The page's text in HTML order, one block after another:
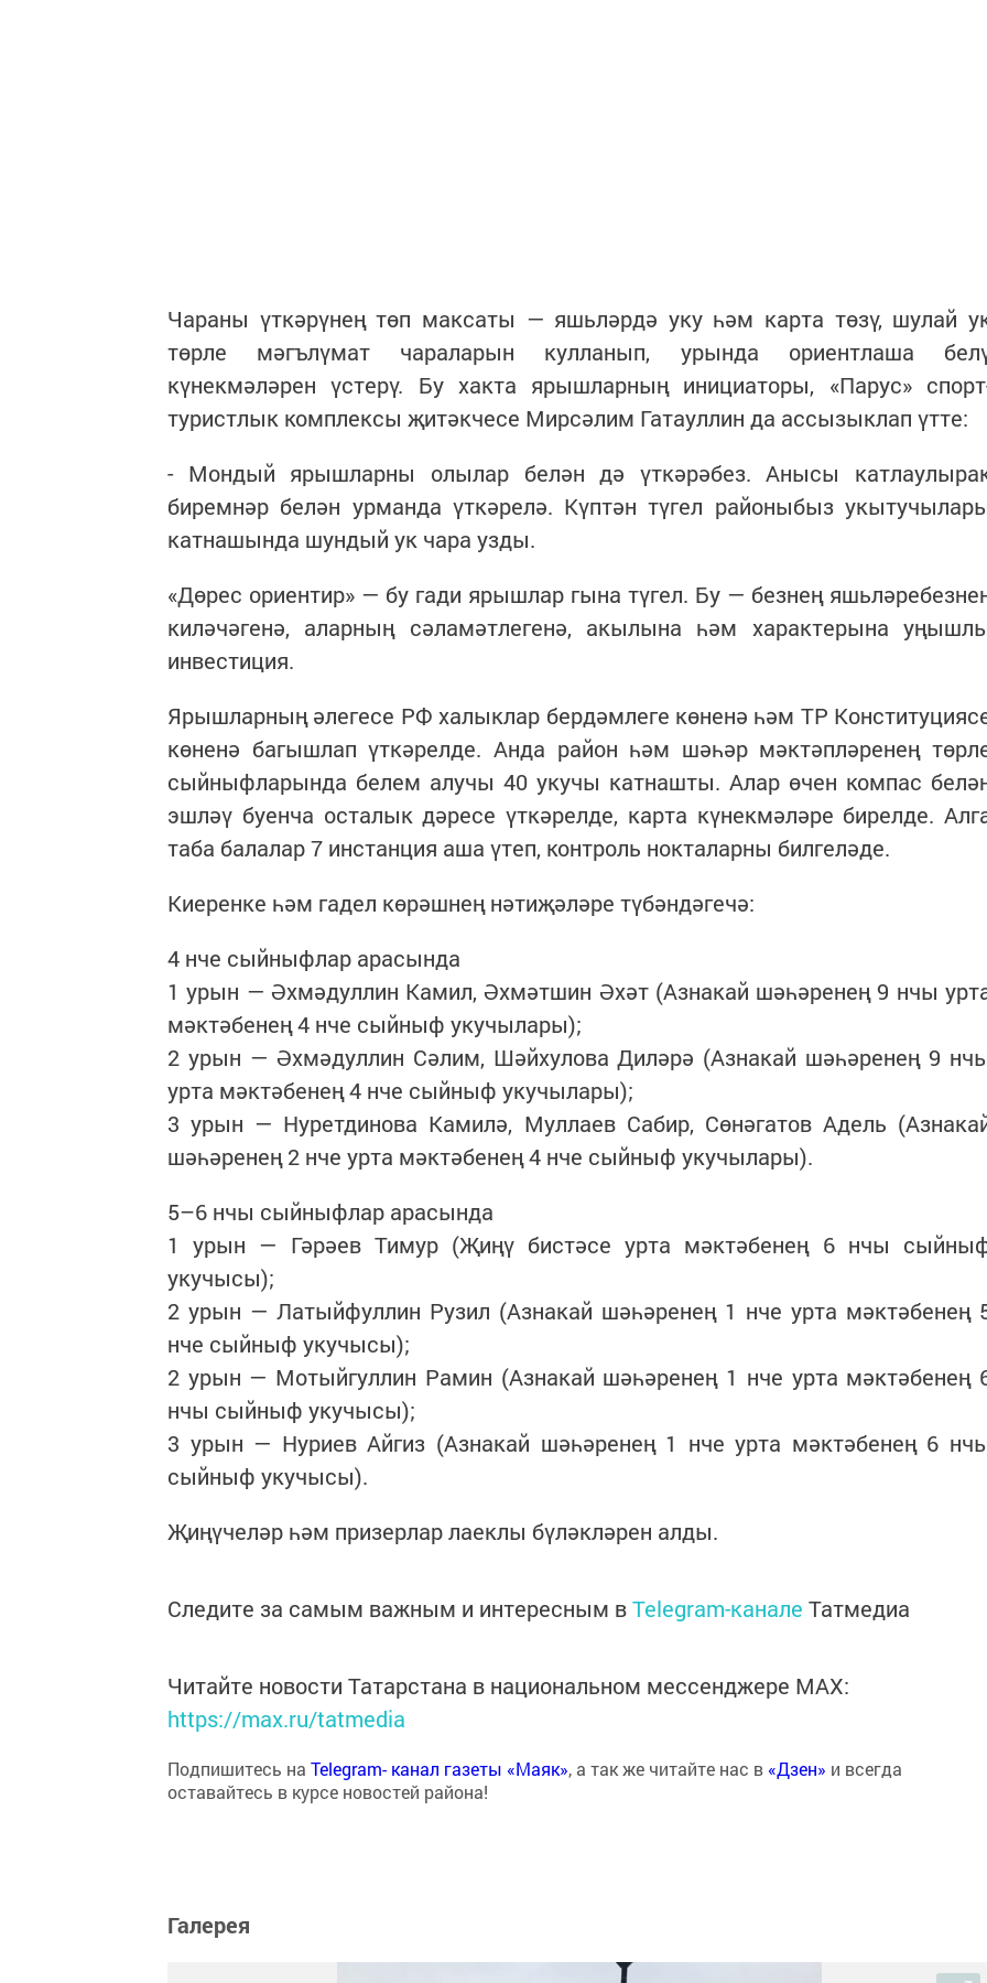
Чараны үткәрүнең төп максаты — яшьләрдә уку һәм карта төзү, шулай
төрле мәгълүмат чараларын кулланып, урында ориентлаша
күнекмәләрен үстерү. Бу хакта ярышларның инициаторы, «Парус»
туристлык комплексы җитәкчесе Мирсәлим Гатауллин да ассызыклап үтте:
- Мондый ярышларны олылар белән дә үткәрәбез. Анысы
биремнәр белән урманда үткәрелә. Күптән түгел районыбыз
катнашында шундый ук чара узды.
«Дөрес ориентир» — бу гади ярышлар гына түгел. Бу — безнең
киләчәгенә, аларның сәламәтлегенә, акылына һәм характерына
инвестиция.
Ярышларның әлегесе РФ халыклар бердәмлеге көненә һәм ТР
көненә багышлап үткәрелде. Анда район һәм шәһәр мәктәпләренең
сыйныфларында белем алучы 40 укучы катнашты. Алар өчен компас
эшләү буенча осталык дәресе үткәрелде, карта күнекмәләре бирелде.
таба балалар 7 инстанция аша үтеп, контроль нокталарны билгеләде.
Киеренке һәм гадел көрәшнең нәтиҗәләре түбәндәгечә:
4 нче сыйныфлар арасында
1 урын — Әхмәдуллин Камил, Әхмәтшин Әхәт (Азнакай шәһәренең 9 нчы
мәктәбенең 4 нче сыйныф укучылары);
2 урын — Әхмәдуллин Сәлим, Шәйхулова Диләрә (Азнакай шәһәренең 9
урта мәктәбенең 4 нче сыйныф укучылары);
3 урын — Нуретдинова Камилә, Муллаев Сабир, Сөнәгатов Адель
шәһәренең 2 нче урта мәктәбенең 4 нче сыйныф укучылары).
5–6 нчы сыйныфлар арасында
1 урын — Гәрәев Тимур (Җиңү бистәсе урта мәктәбенең 6 нчы
укучысы);
2 урын — Латыйфуллин Рузил (Азнакай шәһәренең 1 нче урта мәктәбенең
нче сыйныф укучысы);
2 урын — Мотыйгуллин Рамин (Азнакай шәһәренең 1 нче урта мәктәбенең
нчы сыйныф укучысы);
3 урын — Нуриев Айгиз (Азнакай шәһәренең 1 нче урта мәктәбенең 6
сыйныф укучысы).
Җиңүчеләр һәм призерлар лаеклы бүләкләрен алды.
Следите за самым важным и интересным вTelegram-канале Татмедиа
Читайте новости Татарстана в национальном мессенджере MАХ:
https://max.ru/tatmedia
Подпишитесь на Telegram- канал газеты «Маяк», а так же читайте нас в «Дзен» и всегда
оставайтесь в курсе новостей района!
Галерея